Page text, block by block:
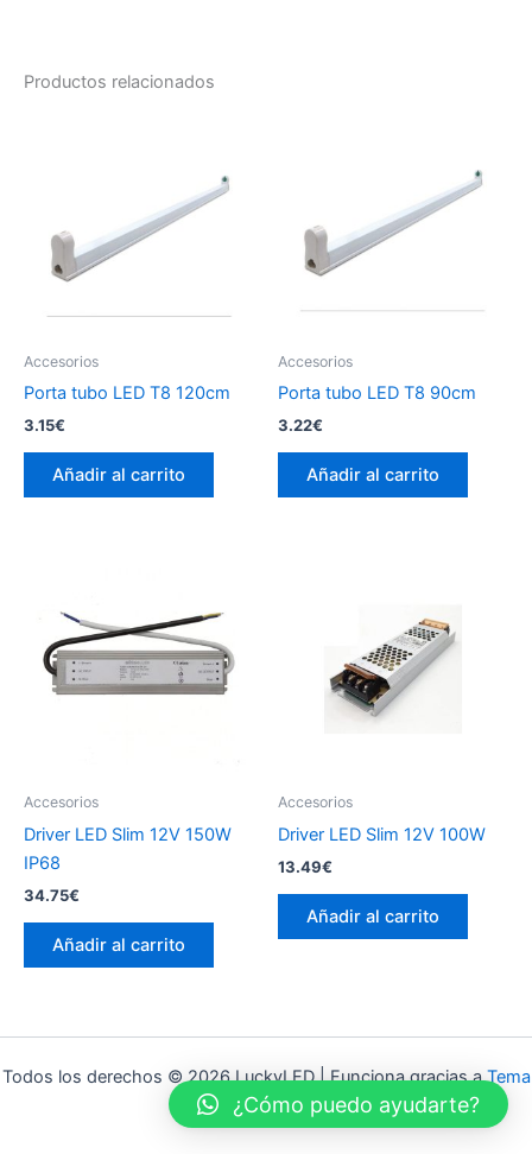
Productos relacionados
Accesorios
Porta tubo LED T8 120cm
3.15€
Añadir al carrito
Accesorios
Porta tubo LED T8 90cm
3.22€
Añadir al carrito
Accesorios
Driver LED Slim 12V 150W
IP68
34.75€
Añadir al carrito
Accesorios
Driver LED Slim 12V 100W
13.49€
Añadir al carrito
Todos los derechos © 2026 LuckyLED | Funciona gracias aTema
Astra para WordPress
¿Cómo puedo ayudarte?